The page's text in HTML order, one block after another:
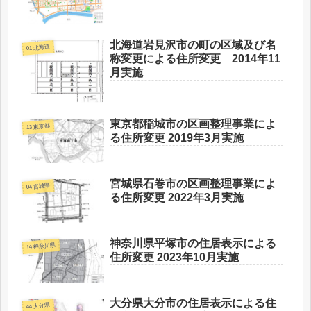
01 北海道
北海道岩見沢市の町の区域及び名
称変更による住所変更 2014年11
月実施
13 東京都
東京都稲城市の区画整理事業によ
る住所変更 2019年3月実施
04 宮城県
宮城県石巻市の区画整理事業によ
る住所変更 2022年3月実施
14 神奈川県
神奈川県平塚市の住居表示による
住所変更 2023年10月実施
44 大分県
大分県大分市の住居表示による住